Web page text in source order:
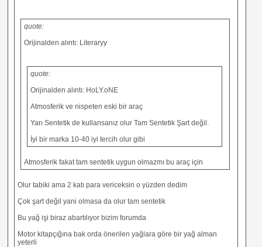
quote:
Orijinalden alıntı: Literaryy
quote:
Orijinalden alıntı: HoLY.oNE
Atmosferik ve nispeten eski bir araç
Yarı Sentetik de kullansanız olur Tam Sentetik Şart değil.
İyi bir marka 10-40 iyi tercih olur gibi
Atmosferik fakat tam sentetik uygun olmazmı bu araç için
Olur tabiki ama 2 katı para vericeksin o yüzden dedim
Çok şart değil yani olmasa da olur tam sentetik
Bu yağ işi biraz abartılıyor bizim forumda
Motor kitapçığına bak orda önerilen yağlara göre bir yağ alman
yeterli